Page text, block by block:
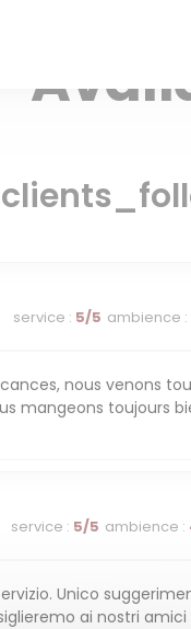
service : 5/5 ambience :
nous venons
mangeons toujours
service : 5/5 ambience :
Unico
ai nostri amici